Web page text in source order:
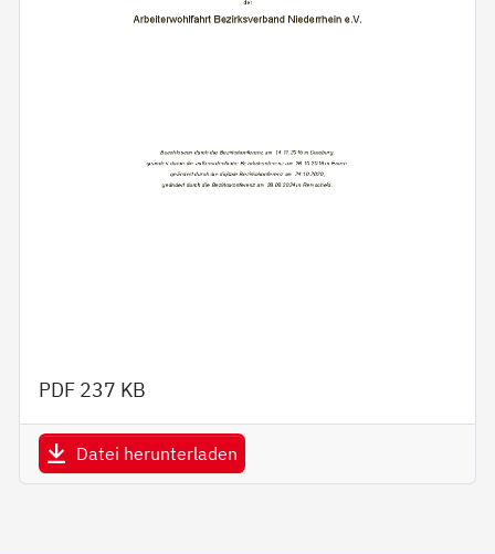
PDF 237 KB
Datei herunterladen